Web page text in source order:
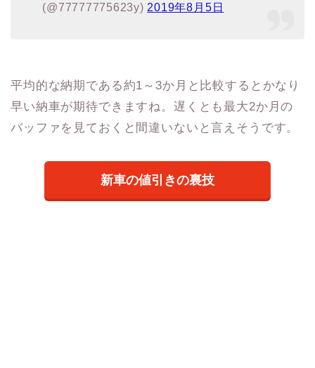
(@77777775623y) 2019年8月5日
平均的な納期である約1～3か月と比較するとかなり
早い納車が期待できますね。遅くとも最大2か月の
バッファを見ておくと間違いないと言えそうです。
新車の値引きの裏技